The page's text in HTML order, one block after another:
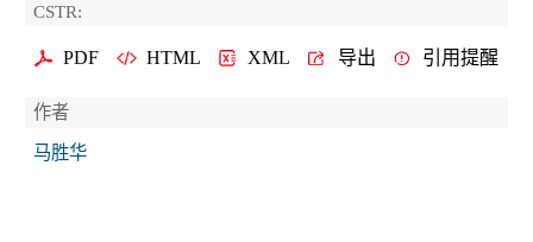
CSTR:
PDF HTML XML 导出 引用提醒
作者
马胜华